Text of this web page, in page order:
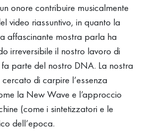
onore contribuire musicalmente
video riassuntivo, in quanto la
affascinante mostra parla ha
irreversibile il nostro lavoro di
parte del nostro DNA. La nostra
di carpire l’essenza
la New Wave e l’approccio
(come i sintetizzatori e le
dell’epoca.